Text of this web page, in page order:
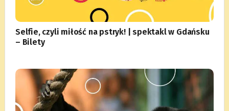
Selfie, czyli miłość na pstryk! | spektakl w Gdańsku
– Bilety